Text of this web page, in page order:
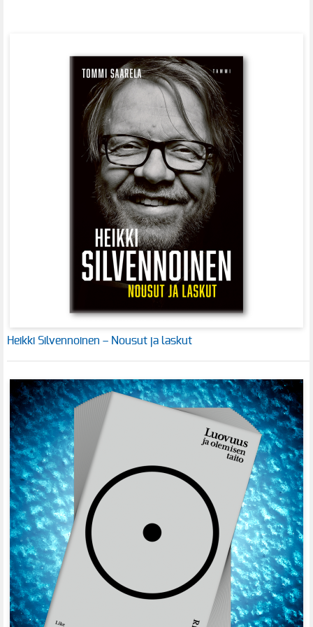
Heikki Silvennoinen – Nousut ja laskut